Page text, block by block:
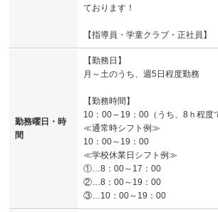
ております！
【指導員・学童クラブ・正社員】
勤務曜日・時
間
【勤務日】
月～土のうち、週5日程度勤務
【勤務時間】
10：00～19：00（うち、8ｈ程度
≪通常時シフト例≫
10：00～19：00
≪学校休業日シフト例≫
①…8：00～17：00
②…8：00～19：00
③…10：00～19：00